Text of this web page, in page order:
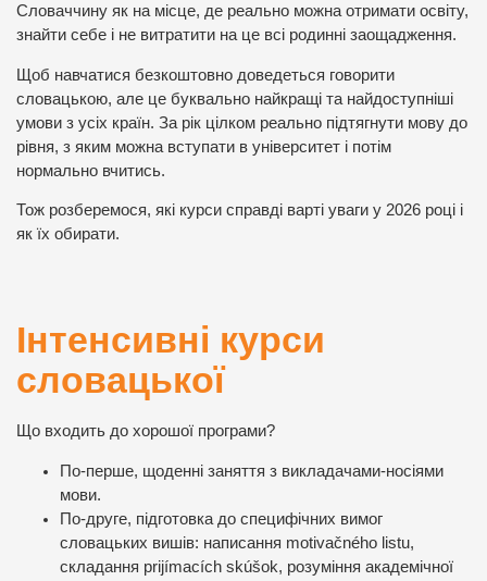
Словаччину як на місце, де реально можна отримати освіту,
знайти себе і не витратити на це всі родинні заощадження.
Щоб навчатися безкоштовно доведеться говорити
словацькою, але це буквально найкращі та найдоступніші
умови з усіх країн. За рік цілком реально підтягнути мову до
рівня, з яким можна вступати в університет і потім
нормально вчитись.
Тож розберемося, які курси справді варті уваги у 2026 році і
як їх обирати.
Інтенсивні курси
словацької
Що входить до хорошої програми?
По-перше, щоденні заняття з викладачами-носіями
мови.
По-друге, підготовка до специфічних вимог
словацьких вишів: написання motivačného listu,
складання prijímacích skúšok, розуміння академічної